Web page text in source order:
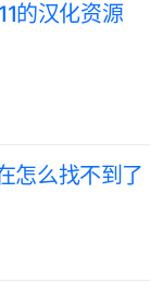
的汉化资源
怎么找不到了